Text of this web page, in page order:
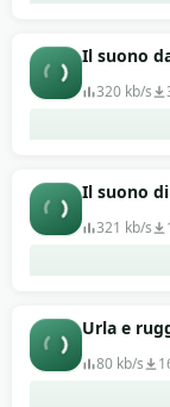
Il suono
320 kb/s
Il suono
321 kb/s
Urla e
80 kb/s